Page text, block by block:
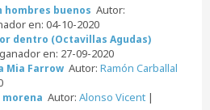
hombres buenos Autor:
en: 04-10-2020
dentro (Octavillas Agudas)
en: 27-09-2020
Mia Farrow Autor: Ramón Carballal
morena Autor: Alonso Vicent |